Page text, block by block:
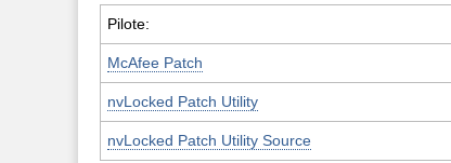
Pilote:
McAfee Patch
nvLocked Patch Utility
nvLocked Patch Utility Source